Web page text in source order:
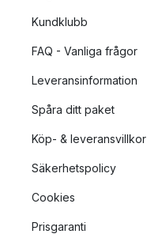
Kundklubb
FAQ - Vanliga frågor
Leveransinformation
Spåra ditt paket
Köp- & leveransvillkor
Säkerhetspolicy
Cookies
Prisgaranti